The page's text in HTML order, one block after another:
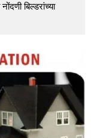
बिल्डरांच्या